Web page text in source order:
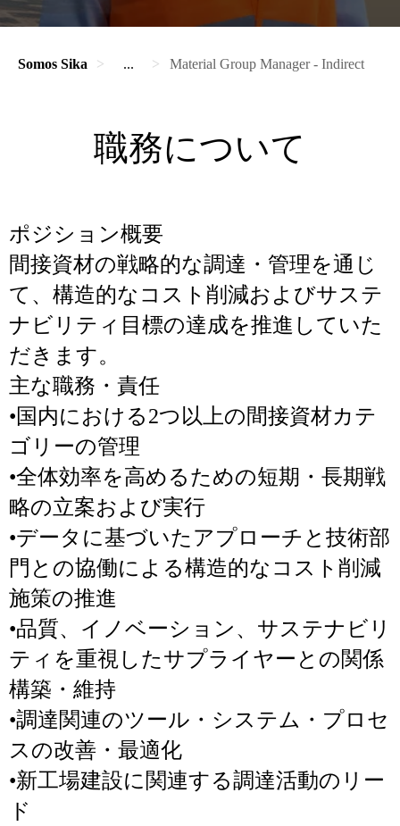
Somos Sika ... Material Group Manager - Indirect
職務について
ポジション概要
間接資材の戦略的な調達・管理を通じ
て、構造的なコスト削減およびサステ
ナビリティ目標の達成を推進していた
だきます。
主な職務・責任
•国内における2つ以上の間接資材カテ
ゴリーの管理
•全体効率を高めるための短期・長期戦
略の立案および実行
•データに基づいたアプローチと技術部
門との協働による構造的なコスト削減
施策の推進
•品質、イノベーション、サステナビリ
ティを重視したサプライヤーとの関係
構築・維持
•調達関連のツール・システム・プロセ
スの改善・最適化
•新工場建設に関連する調達活動のリー
ド